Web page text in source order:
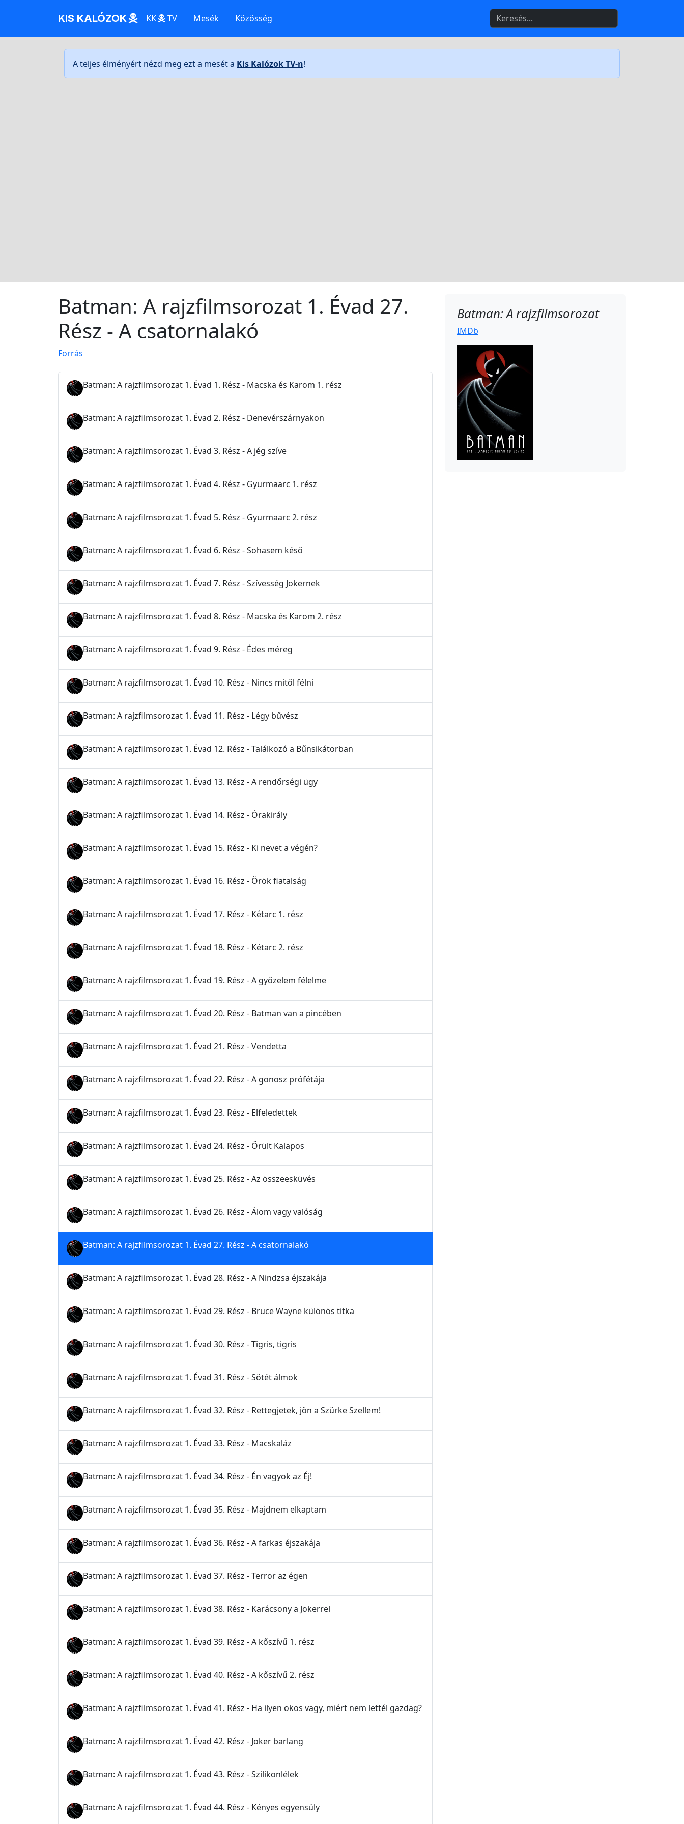
KIS KALÓZOK KK TV Mesék Közösség
A teljes élményért nézd meg ezt a mesét a Kis Kalózok TV-n!
Batman: A rajzfilmsorozat 1. Évad 27.
Rész - A csatornalakó
Forrás
Batman: A rajzfilmsorozat 1. Évad 1. Rész - Macska és Karom 1. rész
Batman: A rajzfilmsorozat 1. Évad 2. Rész - Denevérszárnyakon
Batman: A rajzfilmsorozat 1. Évad 3. Rész - A jég szíve
Batman: A rajzfilmsorozat 1. Évad 4. Rész - Gyurmaarc 1. rész
Batman: A rajzfilmsorozat 1. Évad 5. Rész - Gyurmaarc 2. rész
Batman: A rajzfilmsorozat 1. Évad 6. Rész - Sohasem késő
Batman: A rajzfilmsorozat 1. Évad 7. Rész - Szívesség Jokernek
Batman: A rajzfilmsorozat 1. Évad 8. Rész - Macska és Karom 2. rész
Batman: A rajzfilmsorozat 1. Évad 9. Rész - Édes méreg
Batman: A rajzfilmsorozat 1. Évad 10. Rész - Nincs mitől félni
Batman: A rajzfilmsorozat 1. Évad 11. Rész - Légy bűvész
Batman: A rajzfilmsorozat 1. Évad 12. Rész - Találkozó a Bűnsikátorban
Batman: A rajzfilmsorozat 1. Évad 13. Rész - A rendőrségi ügy
Batman: A rajzfilmsorozat 1. Évad 14. Rész - Órakirály
Batman: A rajzfilmsorozat 1. Évad 15. Rész - Ki nevet a végén?
Batman: A rajzfilmsorozat 1. Évad 16. Rész - Örök fiatalság
Batman: A rajzfilmsorozat 1. Évad 17. Rész - Kétarc 1. rész
Batman: A rajzfilmsorozat 1. Évad 18. Rész - Kétarc 2. rész
Batman: A rajzfilmsorozat 1. Évad 19. Rész - A győzelem félelme
Batman: A rajzfilmsorozat 1. Évad 20. Rész - Batman van a pincében
Batman: A rajzfilmsorozat 1. Évad 21. Rész - Vendetta
Batman: A rajzfilmsorozat 1. Évad 22. Rész - A gonosz prófétája
Batman: A rajzfilmsorozat 1. Évad 23. Rész - Elfeledettek
Batman: A rajzfilmsorozat 1. Évad 24. Rész - Őrült Kalapos
Batman: A rajzfilmsorozat 1. Évad 25. Rész - Az összeesküvés
Batman: A rajzfilmsorozat 1. Évad 26. Rész - Álom vagy valóság
Batman: A rajzfilmsorozat 1. Évad 27. Rész - A csatornalakó
Batman: A rajzfilmsorozat 1. Évad 28. Rész - A Nindzsa éjszakája
Batman: A rajzfilmsorozat 1. Évad 29. Rész - Bruce Wayne különös titka
Batman: A rajzfilmsorozat 1. Évad 30. Rész - Tigris, tigris
Batman: A rajzfilmsorozat 1. Évad 31. Rész - Sötét álmok
Batman: A rajzfilmsorozat 1. Évad 32. Rész - Rettegjetek, jön a Szürke Szellem!
Batman: A rajzfilmsorozat 1. Évad 33. Rész - Macskaláz
Batman: A rajzfilmsorozat 1. Évad 34. Rész - Én vagyok az Éj!
Batman: A rajzfilmsorozat 1. Évad 35. Rész - Majdnem elkaptam
Batman: A rajzfilmsorozat 1. Évad 36. Rész - A farkas éjszakája
Batman: A rajzfilmsorozat 1. Évad 37. Rész - Terror az égen
Batman: A rajzfilmsorozat 1. Évad 38. Rész - Karácsony a Jokerrel
Batman: A rajzfilmsorozat 1. Évad 39. Rész - A kőszívű 1. rész
Batman: A rajzfilmsorozat 1. Évad 40. Rész - A kőszívű 2. rész
Batman: A rajzfilmsorozat 1. Évad 41. Rész - Ha ilyen okos vagy, miért nem lettél gazdag?
Batman: A rajzfilmsorozat 1. Évad 42. Rész - Joker barlang
Batman: A rajzfilmsorozat 1. Évad 43. Rész - Szilikonlélek
Batman: A rajzfilmsorozat 1. Évad 44. Rész - Kényes egyensúly
Batman: A rajzfilmsorozat
IMDb